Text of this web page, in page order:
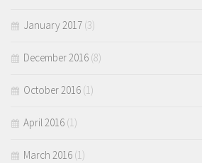
January 2017 (3)
December 2016 (8)
October 2016 (1)
April 2016 (1)
March 2016 (1)